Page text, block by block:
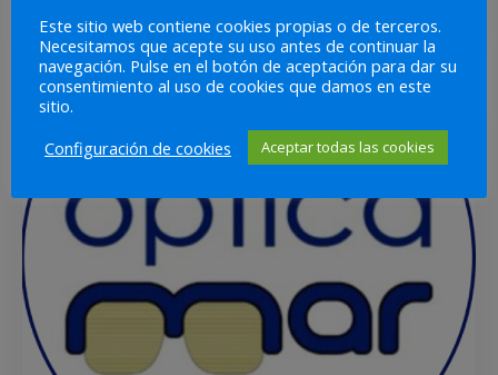
Este sitio web contiene cookies propias o de terceros.
Necesitamos que acepte su uso antes de continuar la
navegación. Pulse en el botón de aceptación para dar su
consentimiento al uso de cookies que damos en este
sitio.
Configuración de cookies
Aceptar todas las cookies